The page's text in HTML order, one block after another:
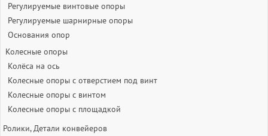
Регулируемые винтовые опоры
Регулируемые шарнирные опоры
Основания опор
Колесные опоры
Колёса на ось
Колесные опоры с отверстием под винт
Колесные опоры с винтом
Колесные опоры с площадкой
Ролики, Детали конвейеров